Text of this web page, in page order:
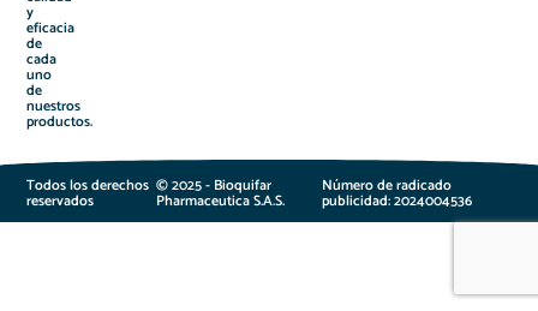
y
eficacia
de
cada
uno
de
nuestros
productos.
Todos los derechos
reservados
© 2025 - Bioquifar
Pharmaceutica S.A.S.
Número de radicado
publicidad: 2024004536